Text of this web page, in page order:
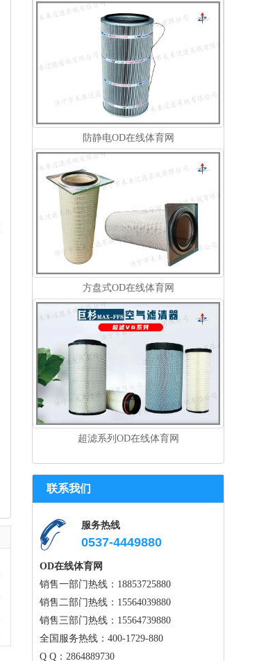
防静电OD在线体育网
方盘式OD在线体育网
超滤系列OD在线体育网
联系我们
服务热线
0537-4449880
OD在线体育网
销售一部门热线：18853725880
销售二部门热线：15564039880
销售三部门热线：15564739880
全国服务热线：400-1729-880
Q Q：2864889730